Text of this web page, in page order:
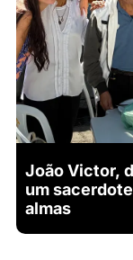
João Victor,
um
almas